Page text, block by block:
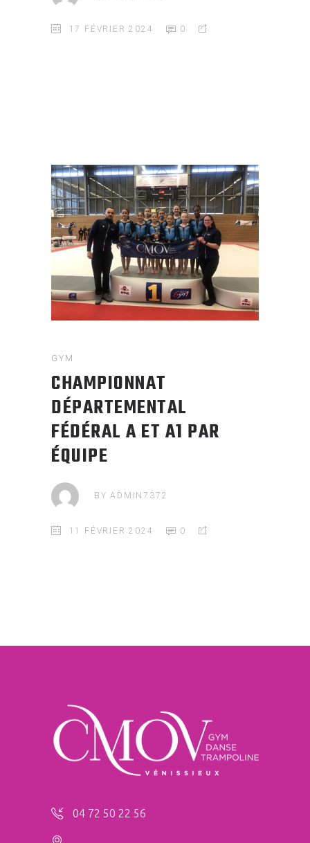
17 FÉVRIER 2024 0
GYM
CHAMPIONNAT
DÉPARTEMENTAL
FÉDÉRAL A ET A1 PAR
ÉQUIPE
BYADMIN7372
11 FÉVRIER 2024 0
04 72 50 22 56